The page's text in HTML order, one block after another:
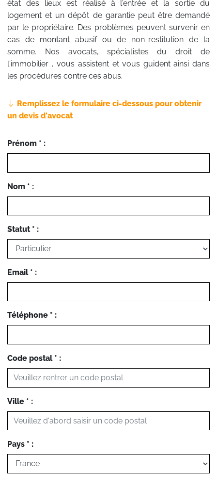
état des lieux est réalisé à l'entrée et la sortie du
logement et un dépôt de garantie peut être demandé
par le propriétaire. Des problèmes peuvent survenir en
cas de montant abusif ou de non-restitution de la
somme. Nos avocats, spécialistes du droit de
l'immobilier , vous assistent et vous guident ainsi dans
les procédures contre ces abus.
Remplissez le formulaire ci-dessous pour obtenir
un devis d'avocat
Prénom * :
Nom * :
Statut * :
Email * :
Téléphone * :
Code postal * :
Ville * :
Pays * :